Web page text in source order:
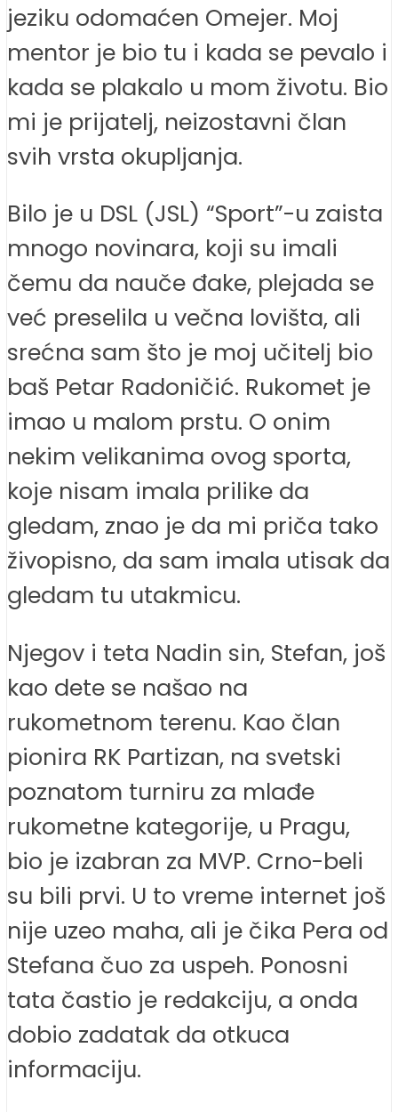
jeziku odomaćen Omejer. Moj
mentor je bio tu i kada se pevalo i
kada se plakalo u mom životu. Bio
mi je prijatelj, neizostavni član
svih vrsta okupljanja.
Bilo je u DSL (JSL) “Sport”-u zaista
mnogo novinara, koji su imali
čemu da nauče đake, plejada se
već preselila u večna lovišta, ali
srećna sam što je moj učitelj bio
baš Petar Radoničić. Rukomet je
imao u malom prstu. O onim
nekim velikanima ovog sporta,
koje nisam imala prilike da
gledam, znao je da mi priča tako
živopisno, da sam imala utisak da
gledam tu utakmicu.
Njegov i teta Nadin sin, Stefan, još
kao dete se našao na
rukometnom terenu. Kao član
pionira RK Partizan, na svetski
poznatom turniru za mlađe
rukometne kategorije, u Pragu,
bio je izabran za MVP. Crno-beli
su bili prvi. U to vreme internet još
nije uzeo maha, ali je čika Pera od
Stefana čuo za uspeh. Ponosni
tata častio je redakciju, a onda
dobio zadatak da otkuca
informaciju.